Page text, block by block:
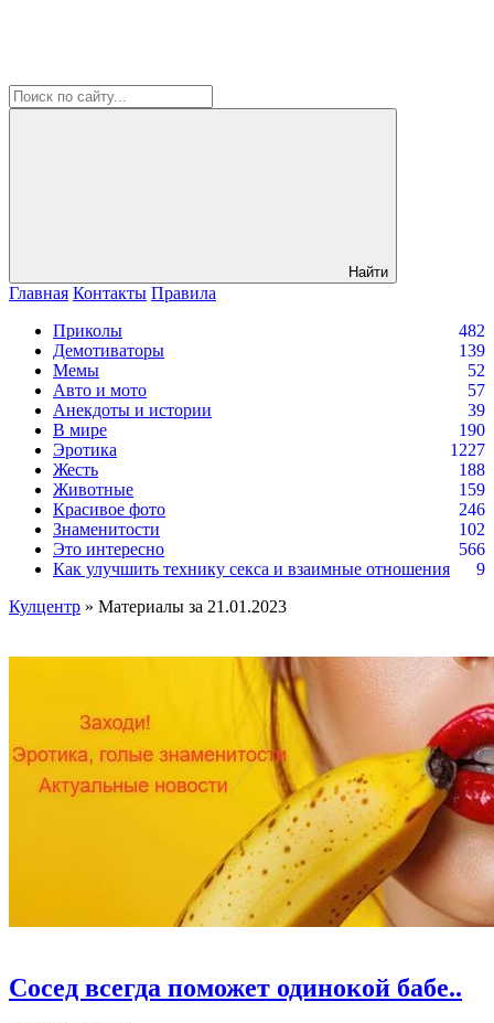
Найти
Главная Контакты Правила
Приколы
482
Демотиваторы
139
Мемы
52
Авто и мото
57
Анекдоты и истории
39
В мире
190
Эротика
1227
Жесть
188
Животные
159
Красивое фото
246
Знаменитости
102
Это интересно
566
Как улучшить технику секса и взаимные отношения
9
Кулцентр » Материалы за 21.01.2023
Сосед всегда поможет одинокой бабе..